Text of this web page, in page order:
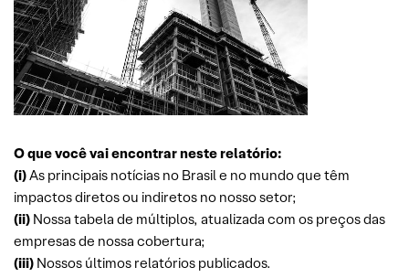
O que você vai encontrar neste relatório:
(i)As principais notícias no Brasil e no mundo que têm
impactos diretos ou indiretos no nosso setor;
(ii) Nossa tabela de múltiplos, atualizada com os preços das
empresas de nossa cobertura;
(iii) Nossos últimos relatórios publicados.